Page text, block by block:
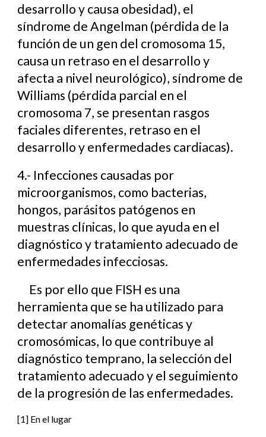
desarrollo y causa obesidad), el
síndrome de Angelman (pérdida de la
función de un gen del cromosoma 15,
causa un retraso en el desarrollo y
afecta a nivel neurológico), síndrome de
Williams (pérdida parcial en el
cromosoma 7, se presentan rasgos
faciales diferentes, retraso en el
desarrollo y enfermedades cardiacas).
4.- Infecciones causadas por
microorganismos, como bacterias,
hongos, parásitos patógenos en
muestras clínicas, lo que ayuda en el
diagnóstico y tratamiento adecuado de
enfermedades infecciosas.
Es por ello que FISH es una
herramienta que se ha utilizado para
detectar anomalías genéticas y
cromosómicas, lo que contribuye al
diagnóstico temprano, la selección del
tratamiento adecuado y el seguimiento
de la progresión de las enfermedades.
[1] En el lugar